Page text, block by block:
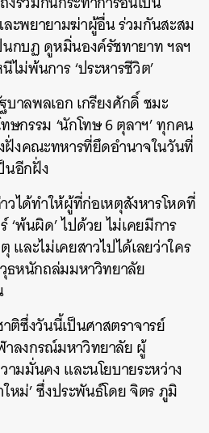
ะพยายามฆ่าผู้อื่น ร่วมกันสะสม
กบฏ ดูหมิ่นองค์รัชทายาท ฯลฯ
ม่พ้นการ ‘ประหารชีวิต’
บาลพลเอก เกรียงศักดิ์ ชมะ
กรรม ‘นักโทษ 6 ตุลาฯ’ ทุกคน
ฝั่งคณะทหารที่ยึดอำนาจในวันที่
นอีกฝั่ง
ได้ทำให้ผู้ที่ก่อเหตุสังหารโหดที่
พ้นผิด’ ไปด้วย ไม่เคยมีการ
ละไม่เคยสาวไปได้เลยว่าใคร
ธหนักถล่มมหาวิทยาลัย
ติซึ่งวันนี้เป็นศาสตราจารย์
ลงกรณ์มหาวิทยาลัย ผู้
มมั่นคง และนโยบายระหว่าง
ใหม่’ ซึ่งประพันธ์โดย จิตร ภูมิ
LINE EMAIL